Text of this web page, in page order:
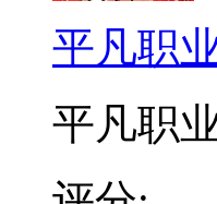
平凡职
平凡职